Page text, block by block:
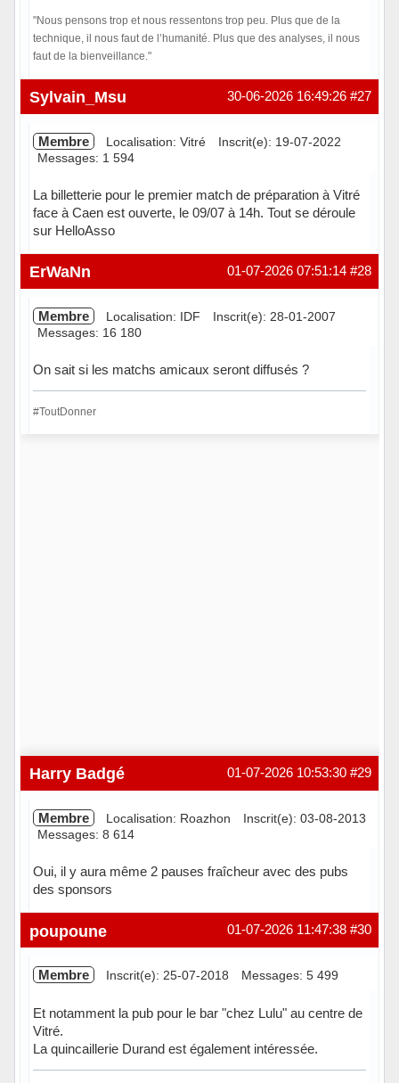
"Nous pensons trop et nous ressentons trop peu. Plus que de la
technique, il nous faut de l’humanité. Plus que des analyses, il nous
faut de la bienveillance."
Hors ligne #27
30-06-2026 16:49:26
Sylvain_Msu
Membre Localisation: Vitré
Inscrit(e): 19-07-2022
Messages: 1 594
La billetterie pour le premier match de préparation à Vitré
face à Caen est ouverte, le 09/07 à 14h. Tout se déroule
sur HelloAsso
En ligne #28
01-07-2026 07:51:14
ErWaNn
Membre Localisation: IDF
Inscrit(e): 28-01-2007
Messages: 16 180
On sait si les matchs amicaux seront diffusés ?
#ToutDonner
#29
01-07-2026 10:53:30
Harry Badgé
Membre Localisation: Roazhon
Inscrit(e): 03-08-2013
Messages: 8 614
Oui, il y aura même 2 pauses fraîcheur avec des pubs
des sponsors
Hors ligne #30
01-07-2026 11:47:38
poupoune
Membre Inscrit(e): 25-07-2018 Messages: 5 499
Et notamment la pub pour le bar "chez Lulu" au centre de
Vitré.
La quincaillerie Durand est également intéressée.